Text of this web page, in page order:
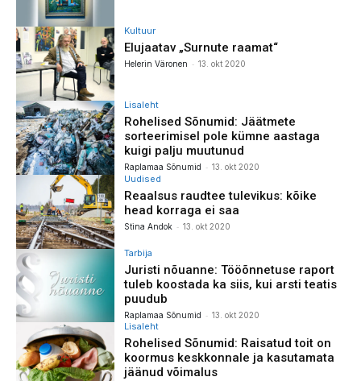
Kultuur
Elujaatav „Surnute raamat“
Helerin Väronen - 13. okt 2020
Lisaleht
Rohelised Sõnumid: Jäätmete
sorteerimisel pole kümne aastaga
kuigi palju muutunud
Raplamaa Sõnumid - 13. okt 2020
Uudised
Reaalsus raudtee tulevikus: kõike
head korraga ei saa
Stina Andok - 13. okt 2020
Tarbija
Juristi nõuanne: Tööõnnetuse raport
tuleb koostada ka siis, kui arsti teatis
puudub
Raplamaa Sõnumid - 13. okt 2020
Lisaleht
Rohelised Sõnumid: Raisatud toit on
koormus keskkonnale ja kasutamata
jäänud võimalus